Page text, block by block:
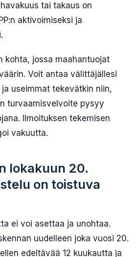
tai takaus on
aktivoimiseksi ja
kohta, jossa maahantuojat
Voit antaa välittäjällesi
useimmat tekevätkin niin,
turvaamisvelvoite pysyy
Ilmoituksen tekemisen
vakuutta.
lokakuun 20.
on toistuva
ei voi asettaa ja unohtaa.
uudelleen joka vuosi 20.
edeltävää 12 kuukautta ja